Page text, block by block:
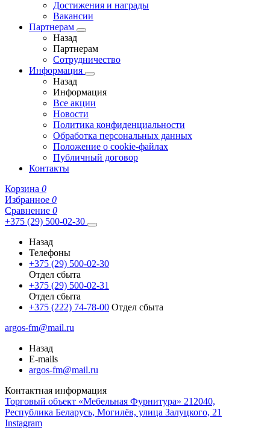
Достижения и награды
Вакансии
Партнерам
Назад
Партнерам
Сотрудничество
Информация
Назад
Информация
Все акции
Новости
Политика конфиденциальности
Обработка персональных данных
Положение о cookie-файлах
Публичный договор
Контакты
Корзина 0
Избранное 0
Сравнение 0
+375 (29) 500-02-30
Назад
Телефоны
+375 (29) 500-02-30
Отдел сбыта
+375 (29) 500-02-31
Отдел сбыта
+375 (222) 74-78-00 Отдел сбыта
argos-fm@mail.ru
Назад
E-mails
argos-fm@mail.ru
Контактная информация
Торговый объект «Мебельная Фурнитура» 212040,
Республика Беларусь, Могилёв, улица Залуцкого, 21
Instagram